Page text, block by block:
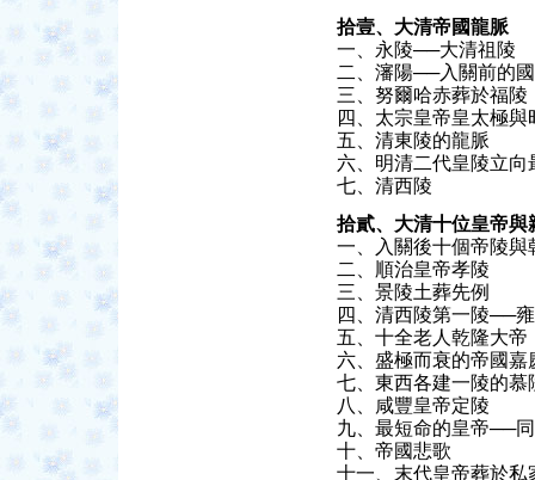
拾壹、大清帝國龍脈
一、永陵──大清祖陵
二、瀋陽──入關前的
三、努爾哈赤葬於福陵
四、太宗皇帝皇太極與
五、清東陵的龍脈
六、明清二代皇陵立向
七、清西陵
拾貳、大清十位皇帝與
一、入關後十個帝陵與
二、順治皇帝孝陵
三、景陵土葬先例
四、清西陵第一陵──
五、十全老人乾隆大帝
六、盛極而衰的帝國嘉
七、東西各建一陵的慕
八、咸豐皇帝定陵
九、最短命的皇帝──
十、帝國悲歌
十一、末代皇帝葬於私